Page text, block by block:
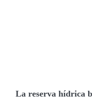
La reserva hídrica